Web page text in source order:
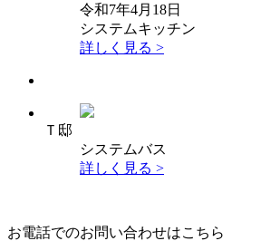
令和7年4月18日
システムキッチン
詳しく見る >
Ｔ邸
システムバス
詳しく見る >
お電話でのお問い合わせはこちら